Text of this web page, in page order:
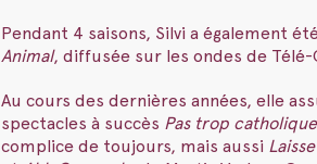
Pendant 4 saisons, Silvi a également
Animal, diffusée sur les ondes de Télé-
Au cours des dernières années, elle
spectacles à succès Pas trop catholique
complice de toujours, mais aussi